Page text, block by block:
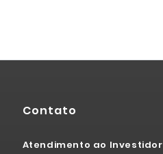
Contato
Atendimento ao Investidor